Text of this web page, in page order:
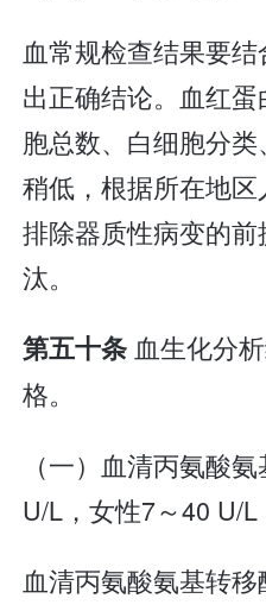
血常规检查结果要
出正确结论。血红
胞总数、白细胞分
稍低，根据所在地
排除器质性病变的
汰。
第五十条血生化分
格。
（一）血清丙氨酸
U/L，女性7～40 U/L
血清丙氨酸氨基转